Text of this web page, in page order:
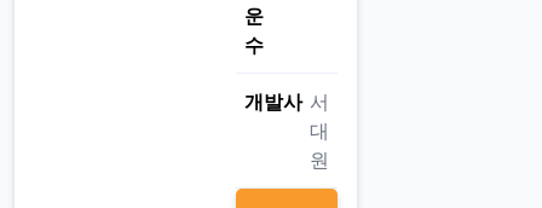
운
수
개발사 서
대
원